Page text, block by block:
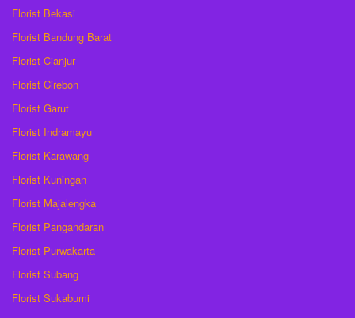
Florist Bekasi
Florist Bandung Barat
Florist Cianjur
Florist Cirebon
Florist Garut
Florist Indramayu
Florist Karawang
Florist Kuningan
Florist Majalengka
Florist Pangandaran
Florist Purwakarta
Florist Subang
Florist Sukabumi